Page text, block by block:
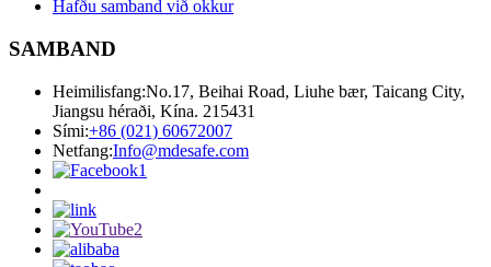
Hafðu samband við okkur
SAMBAND
Heimilisfang:No.17, Beihai Road, Liuhe bær, Taicang City,
Jiangsu héraði, Kína. 215431
Sími:+86 (021) 60672007
Netfang:Info@mdesafe.com